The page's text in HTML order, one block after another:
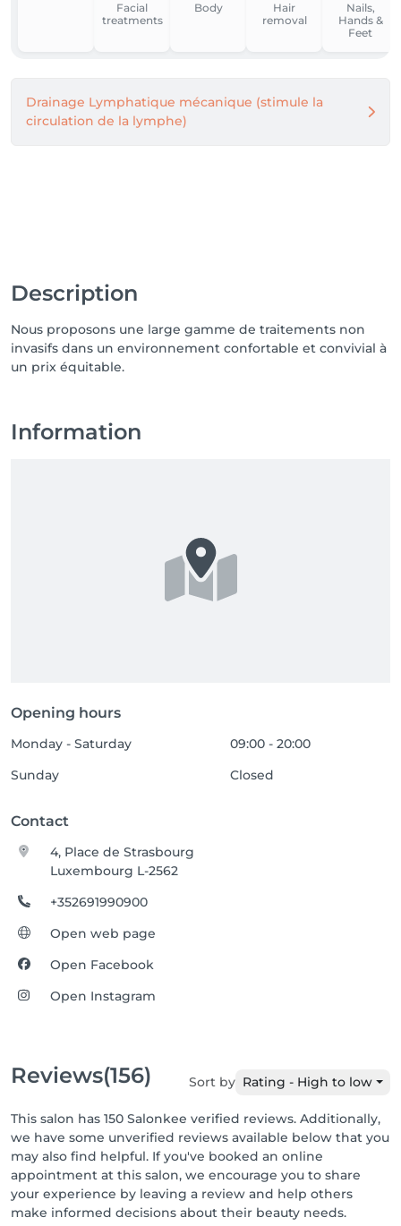
Facial
treatments
Body
Hair
removal
Nails,
Hands &
Feet
Drainage Lymphatique mécanique (stimule la
circulation de la lymphe)
Description
Nous proposons une large gamme de traitements non
invasifs dans un environnement confortable et convivial à
un prix équitable.
Information
Opening hours
Monday - Saturday
09:00 - 20:00
Sunday
Closed
Contact
4, Place de Strasbourg
Luxembourg L-2562
+352691990900
Open web page
Open Facebook
Open Instagram
Reviews(156) Sort by Rating - High to low
This salon has 150 Salonkee verified reviews. Additionally,
we have some unverified reviews available below that you
may also find helpful. If you've booked an online
appointment at this salon, we encourage you to share
your experience by leaving a review and help others
make informed decisions about their beauty needs.